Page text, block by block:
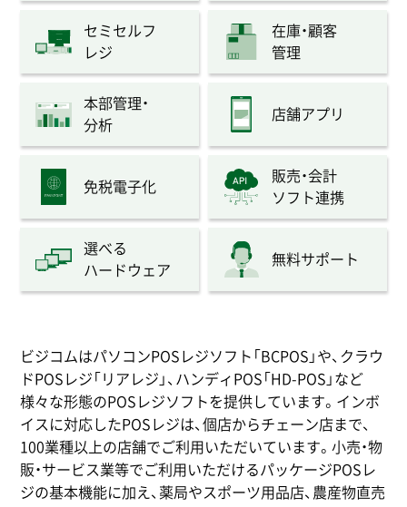
セミセルフ
レジ
在庫・顧客
管理
本部管理・
分析
店舗アプリ
免税電子化
販売・会計
ソフト連携
選べる
ハードウェア
無料サポート
ビジコムはパソコンPOSレジソフト「BCPOS」や、クラウ
ドPOSレジ「リアレジ」、ハンディPOS「HD-POS」など
様々な形態のPOSレジソフトを提供しています。インボ
イスに対応したPOSレジは、個店からチェーン店まで、
100業種以上の店舗でご利用いただいています。小売・物
販・サービス業等でご利用いただけるパッケージPOSレ
ジの基本機能に加え、薬局やスポーツ用品店、農産物直売